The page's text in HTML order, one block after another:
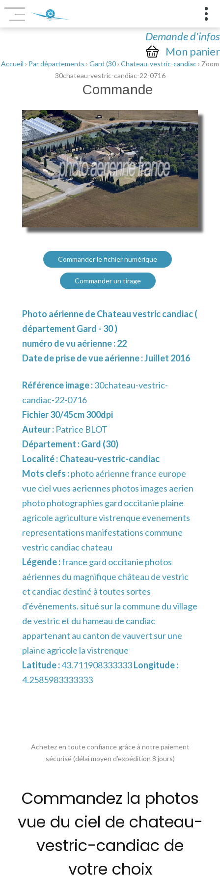
Demande d'infos
Mon panier
Accueil › Par départements › Gard (30› Chateau-vestric-candiac› Zoom
30chateau-vestric-candiac-22-0716
Commande
Commander le fichier numérique
Commander un tirage
Photo aérienne de Chateau vestric candiac (
département Gard - 30 )
numéro de vu aérienne : 22
Date de prise de vue aérienne : Juillet 2016
Référence image :30chateau-vestric-
candiac-22-0716
Fichier 30/45cm 300dpi
Auteur : Patrice BLOT
Département :Gard (30)
Localité :Chateau-vestric-candiac
Mots clefs :photo aérienne france europe
vue ciel vues aeriennes photos images aerien
photo photographies gard occitanie plaine
agricole agriculture vistrenque evenements
representations manifestations commune
vestric candiac chateau
Légende :france gard occitanie photos
aériennes du magnifique château de vestric
et candiac destiné à toutes sortes
d'évènements. situé sur la commune du village
de vestric et du hameau de candiac
appartenant au canton de vauvert sur une
plaine agricole la vistrenque
Latitude :43.711908333333Longitude :
4.2585983333333
Achetez en toute confiance grâce à notre paiement
sécurisé (délai moyen d’expédition 8 jours)
Commandez la photos
vue du ciel de chateau-
vestric-candiac de
votre choix